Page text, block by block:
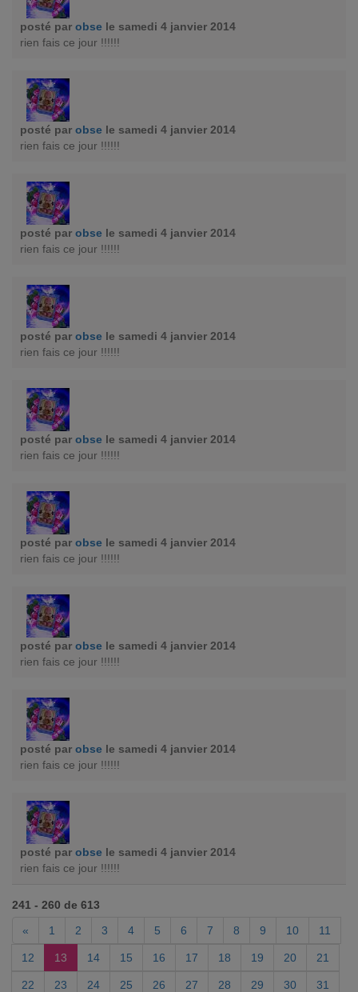
posté par obse le samedi 4 janvier 2014
rien fais ce jour !!!!!!
posté par obse le samedi 4 janvier 2014
rien fais ce jour !!!!!!
posté par obse le samedi 4 janvier 2014
rien fais ce jour !!!!!!
posté par obse le samedi 4 janvier 2014
rien fais ce jour !!!!!!
posté par obse le samedi 4 janvier 2014
rien fais ce jour !!!!!!
posté par obse le samedi 4 janvier 2014
rien fais ce jour !!!!!!
posté par obse le samedi 4 janvier 2014
rien fais ce jour !!!!!!
posté par obse le samedi 4 janvier 2014
rien fais ce jour !!!!!!
posté par obse le samedi 4 janvier 2014
rien fais ce jour !!!!!!
241 - 260 de 613
«
1 2 3 4 5 6 7 8 9 10 11
12 13 14 15 16 17 18 19 20 21
22 23 24 25 26 27 28 29 30 31